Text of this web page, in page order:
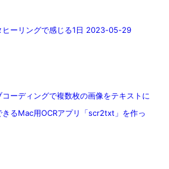
ヒーリングで感じる1日 2023-05-29
コーディングで複数枚の画像をテキストに
きるMac用OCRアプリ「scr2txt」を作っ